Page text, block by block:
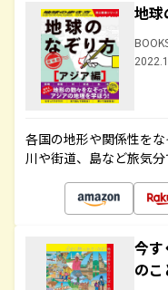
地
各国の地形や関係性をな
川や街道、島など旅気
今す
のこ